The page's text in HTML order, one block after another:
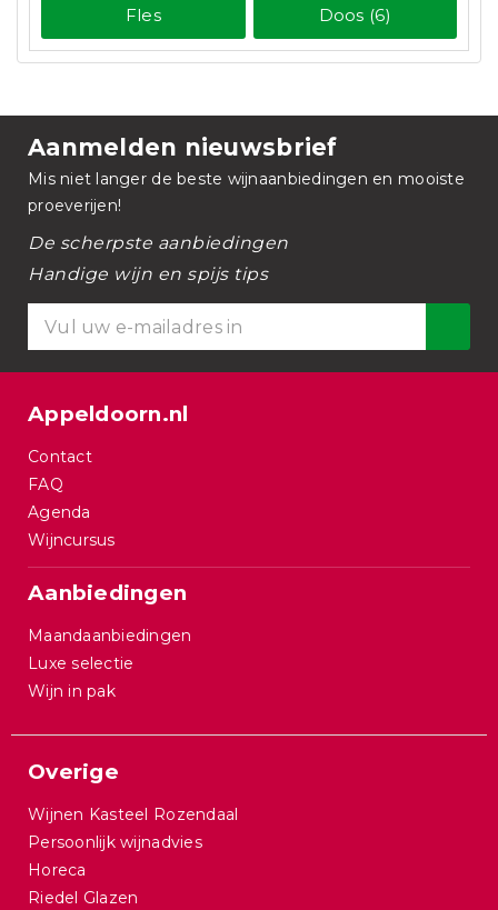
Fles Doos (6)
Aanmelden nieuwsbrief
Mis niet langer de beste wijnaanbiedingen en mooiste
proeverijen!
De scherpste aanbiedingen
Handige wijn en spijs tips
Appeldoorn.nl
Contact
FAQ
Agenda
Wijncursus
Aanbiedingen
Maandaanbiedingen
Luxe selectie
Wijn in pak
Overige
Wijnen Kasteel Rozendaal
Persoonlijk wijnadvies
Horeca
Riedel Glazen